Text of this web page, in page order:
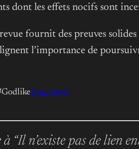
dont les effets nocifs sont
fournit des preuves
l’importance de
GodlikeNon classé
à “Il n’existe pas de lien